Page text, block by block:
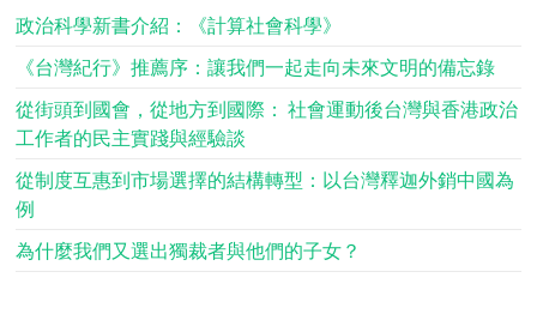
政治科學新書介紹：《計算社會科學》
《台灣紀行》推薦序：讓我們一起走向未來文明的備忘錄
從街頭到國會，從地方到國際： 社會運動後台灣與香港政治
工作者的民主實踐與經驗談
從制度互惠到市場選擇的結構轉型：以台灣釋迦外銷中國為
例
為什麼我們又選出獨裁者與他們的子女？